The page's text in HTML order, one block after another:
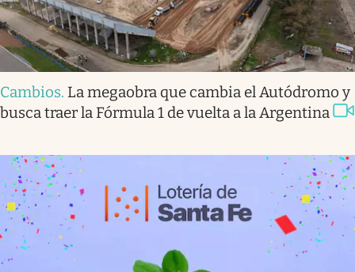
Cambios. La megaobra que cambia el Autódromo y
busca traer la Fórmula 1 de vuelta a la Argentina